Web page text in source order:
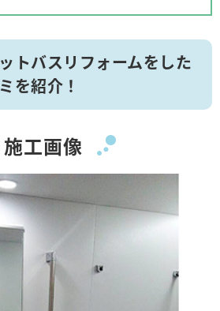
トバスリフォームをした
を紹介！
施工画像